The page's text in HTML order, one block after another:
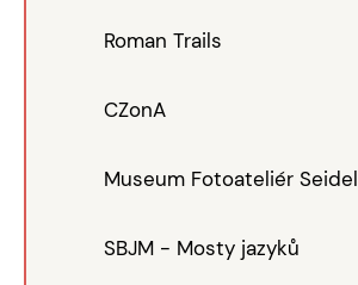
Roman Trails
CZonA
Museum Fotoateliér Seidel
SBJM - Mosty jazyků